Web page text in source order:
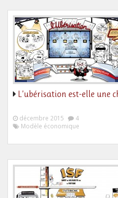
L’ubérisation est-elle une
décembre 2015
4
Modèle économique